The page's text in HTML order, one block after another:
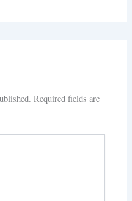
Required fields are